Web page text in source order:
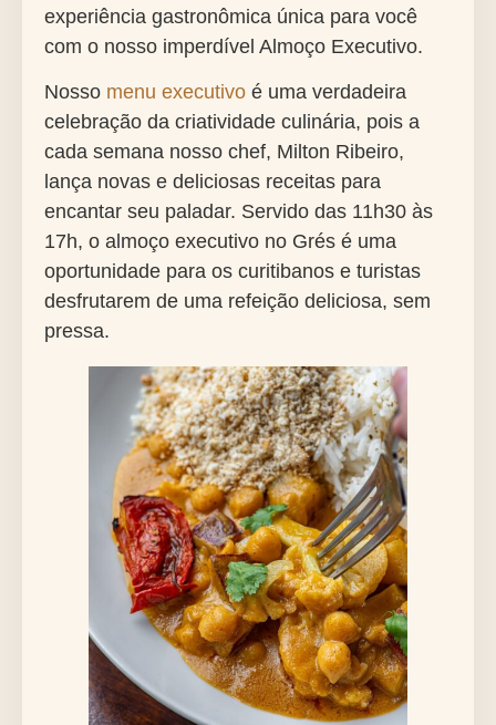
experiência gastronômica única para você
com o nosso imperdível Almoço Executivo.
Nosso menu executivo é uma verdadeira
celebração da criatividade culinária, pois a
cada semana nosso chef, Milton Ribeiro,
lança novas e deliciosas receitas para
encantar seu paladar. Servido das 11h30 às
17h, o almoço executivo no Grés é uma
oportunidade para os curitibanos e turistas
desfrutarem de uma refeição deliciosa, sem
pressa.